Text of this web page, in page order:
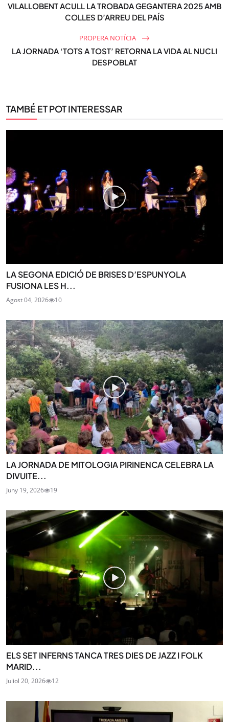
VILALLOBENT ACULL LA TROBADA GEGANTERA 2025 AMB
COLLES D’ARREU DEL PAÍS
PROPERA NOTÍCIA
LA JORNADA ‘TOTS A TOST’ RETORNA LA VIDA AL NUCLI
DESPOBLAT
TAMBÉ ET POT INTERESSAR
LA SEGONA EDICIÓ DE BRISES D’ESPUNYOLA
FUSIONA LES H...
Agost 04, 2026 10
LA JORNADA DE MITOLOGIA PIRINENCA CELEBRA LA
DIVUITE...
Juny 19, 2026 19
ELS SET INFERNS TANCA TRES DIES DE JAZZ I FOLK
MARID...
Juliol 20, 2026 12